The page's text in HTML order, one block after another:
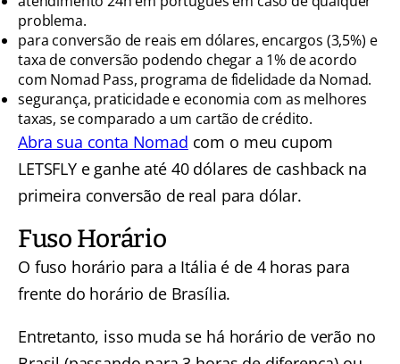
problema.
para conversão de reais em dólares, encargos (3,5%) e
taxa de conversão podendo chegar a 1% de acordo
com Nomad Pass, programa de fidelidade da Nomad.
segurança, praticidade e economia com as melhores
taxas, se comparado a um cartão de crédito.
Abra sua conta Nomad com o meu cupom
LETSFLY e ganhe até 40 dólares de cashback na
primeira conversão de real para dólar.
Fuso Horário
O fuso horário para a Itália é de 4 horas para
frente do horário de Brasília.
Entretanto, isso muda se há horário de verão no